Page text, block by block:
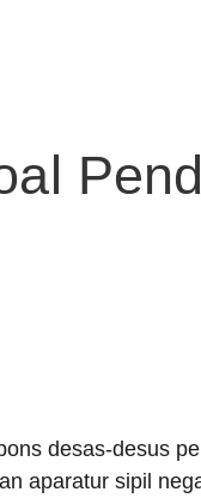
desas-desus
aparatur sipil